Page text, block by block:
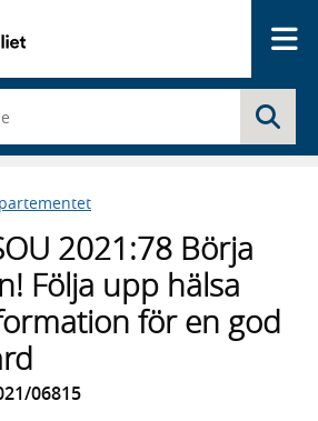
2021:78 Börja
Följa upp hälsa
för en god
06815